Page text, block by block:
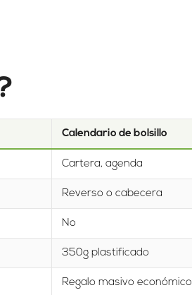
Calendario de bolsillo
Cartera, agenda
Reverso o cabecera
No
350g plastificado
Regalo masivo económico